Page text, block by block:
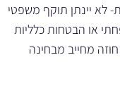
לא יינתן תוקף משפטי
או הבטחות כלליות
מחייב מבחינה